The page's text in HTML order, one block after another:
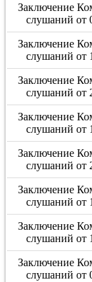
Заключение
слушаний от
Заключение
слушаний от
Заключение
слушаний от
Заключение
слушаний от
Заключение
слушаний от
Заключение
слушаний от
Заключение
слушаний от
Заключение
слушаний от